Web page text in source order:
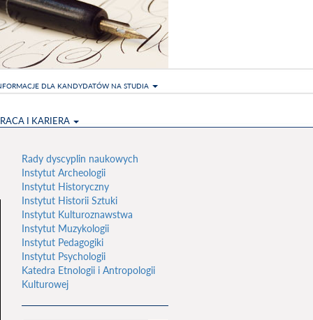
I KARIERA
DLA KANDYDATÓW NA STUDIA
Rady dyscyplin naukowych
Instytut Archeologii
Instytut Historyczny
Instytut Historii Sztuki
Instytut Kulturoznawstwa
Instytut Muzykologii
Instytut Pedagogiki
Instytut Psychologii
Katedra Etnologii i Antropologii
Kulturowej